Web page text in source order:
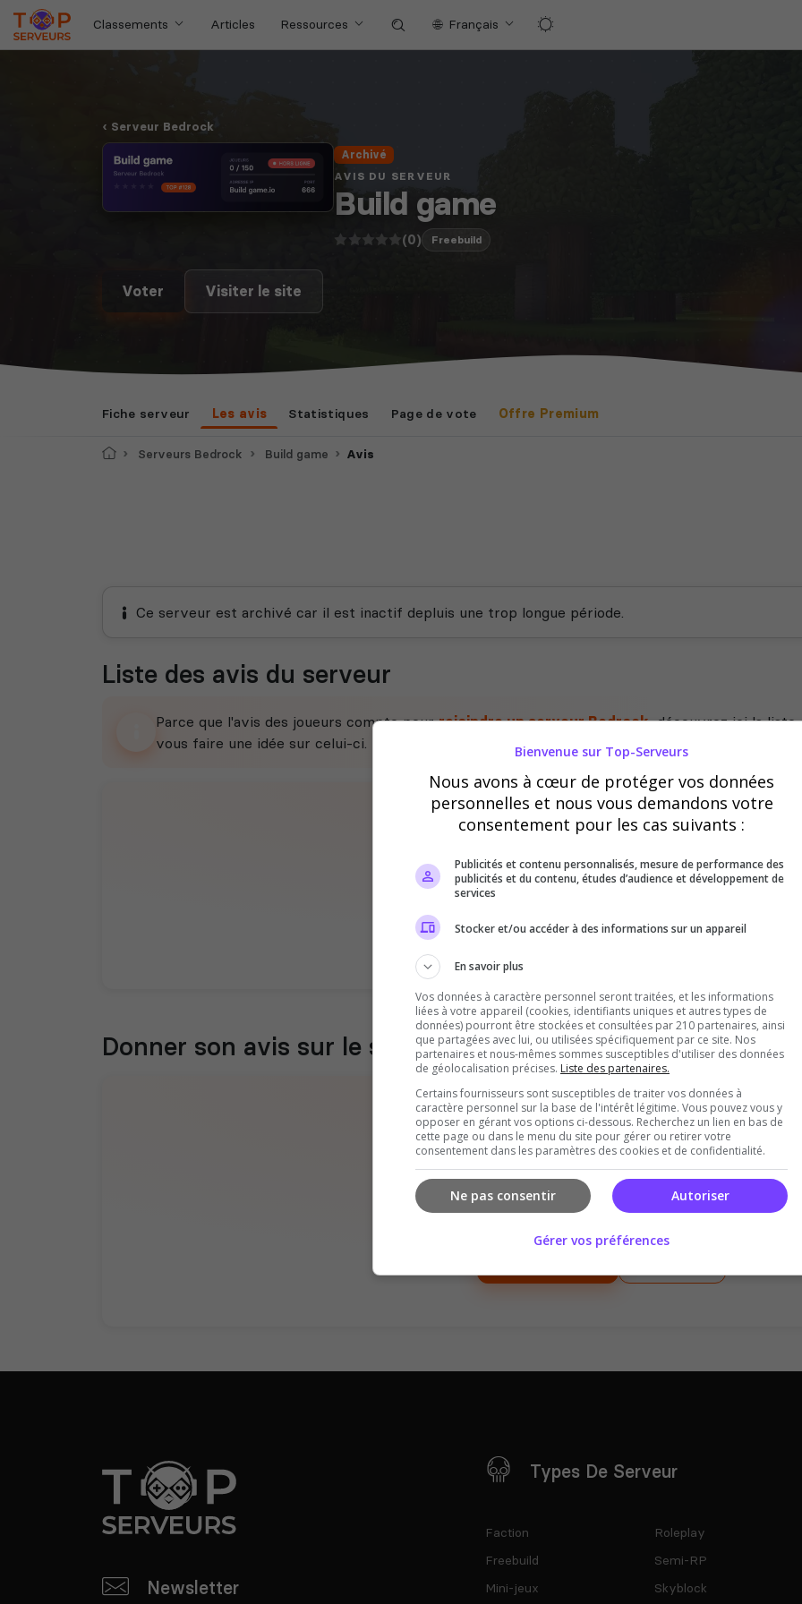
Classements Articles Ressources Français
Serveur Bedrock
Archivé
AVIS DU SERVEUR
Build game
(0) Freebuild
Voter Visiter le site
Fiche serveur Les avis Statistiques Page de vote Offre Premium
AccueilServeurs Bedrock Build game Avis
Ce serveur est archivé car il est inactif depluis une trop longue période.
Liste des avis du serveur
Parce que l'avis des joueurs compte pourrejoindre un serveur Bedrock, découvrez ici la liste
vous faire une idée sur celui-ci.
Qualité Staff du serveur Ambiance
Donner son avis sur le serveur
Vous devez être connecté pour ajouter un avis
Newsletter
Types De Serveur
Faction
Freebuild
Mini-jeux
Roleplay
Semi-RP
Skyblock
Bienvenue sur Top-Serveurs
Nous avons à cœur de protéger vos données
personnelles et nous vous demandons votre
consentement pour les cas suivants :
Publicités et contenu personnalisés, mesure de performance des
publicités et du contenu, études d’audience et développement de
services
Stocker et/ou accéder à des informations sur un appareil
En savoir plus
Vos données à caractère personnel seront traitées, et les informations
liées à votre appareil (cookies, identifiants uniques et autres types de
données) pourront être stockées et consultées par 210 partenaires, ainsi
que partagées avec lui, ou utilisées spécifiquement par ce site. Nos
partenaires et nous-mêmes sommes susceptibles d'utiliser des données
de géolocalisation précises. Liste des partenaires.
Certains fournisseurs sont susceptibles de traiter vos données à
caractère personnel sur la base de l'intérêt légitime. Vous pouvez vous y
opposer en gérant vos options ci-dessous. Recherchez un lien en bas de
cette page ou dans le menu du site pour gérer ou retirer votre
consentement dans les paramètres des cookies et de confidentialité.
Autoriser
Ne pas consentir
Gérer vos préférences